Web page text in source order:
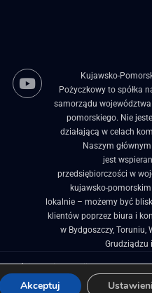
Kujawsko-
Pożyczkowy to spółka
samorządu
pomorskiego. Nie
działającą w celach
Naszym
jest
przedsiębiorczości w
kujawsko-
lokalnie – możemy być
klientów poprzez biura i
w Bydgoszczy, Toruniu,
Grudziądzu
Projekty Unijne
Akceptuj